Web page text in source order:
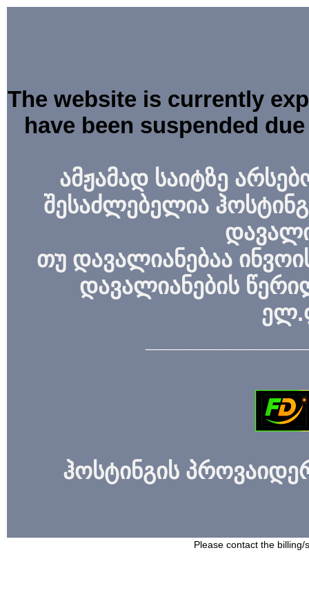
The website is currently
have been suspended
ამჟამად საიტზე
შესაძლებელია
თუ დავალიანებაა
დავალიანების
ჰოსტინგის
Please contact the